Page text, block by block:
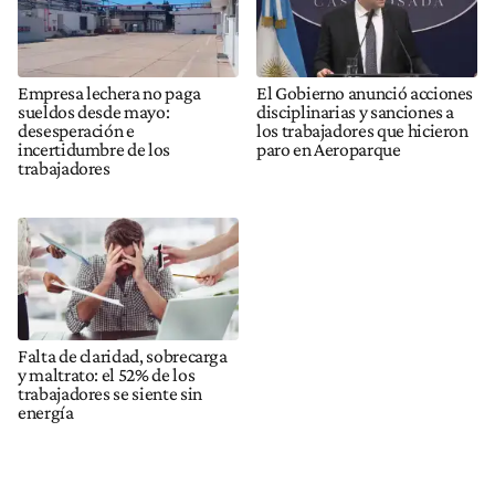
Empresa lechera no paga
sueldos desde mayo:
desesperación e
incertidumbre de los
trabajadores
El Gobierno anunció acciones
disciplinarias y sanciones a
los trabajadores que hicieron
paro en Aeroparque
Falta de claridad, sobrecarga
y maltrato: el 52% de los
trabajadores se siente sin
energía